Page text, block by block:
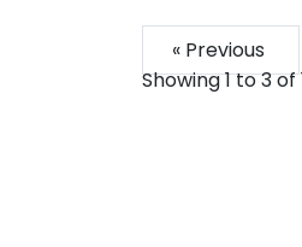
« Previous
Showing1to3of